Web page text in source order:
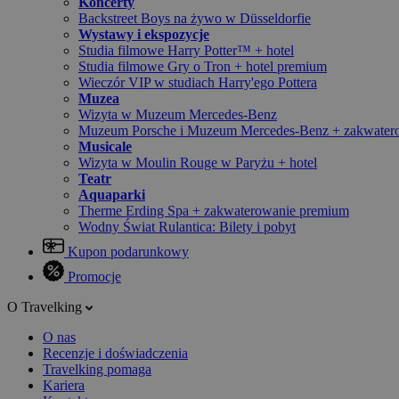
Backstreet Boys na żywo w Düsseldorfie
Wystawy i ekspozycje
Studia filmowe Harry Potter™ + hotel
Studia filmowe Gry o Tron + hotel premium
Wieczór VIP w studiach Harry'ego Pottera
Muzea
Wizyta w Muzeum Mercedes-Benz
Muzeum Porsche i Muzeum Mercedes-Benz +
Musicale
Wizyta w Moulin Rouge w Paryżu + hotel
Teatr
Aquaparki
Therme Erding Spa + zakwaterowanie premium
Wodny Świat Rulantica: Bilety i pobyt
Kupon podarunkowy
Promocje
O Travelking
O nas
Recenzje i doświadczenia
Travelking pomaga
Kariera